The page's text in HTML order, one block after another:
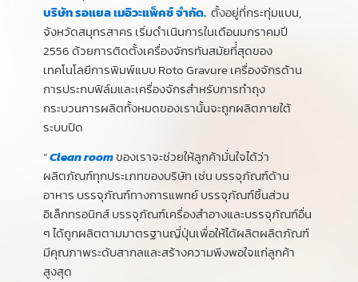
บริษัท รอแยล เมอิวะแพ็คซ์ จำกัด. ตั้งอยู่ที่กระทุ่มแบน,
จังหวัดสมุทรสาคร เริ่มดำเนินการในเดือนมกราคมปี
2556 ด้วยการติดตั้งเครื่องจักรทันสมัยที่่สุดของ
เทคโนโลยีการพิมพ์แบบ Roto Gravure เครื่องจักรด้าน
การประกบฟิล์มและเครื่องจักรสำหรับการทำถุง
กระบวนการผลิตทั้งหมดของเรานั้นจะถูกผลิตภายใต้
ระบบปิด
“Clean roomของเราจะช่วยให้ลูกค้ามั่นใจได้ว่า
ผลิตภัณฑ์ทุกประเภทของบริษัท เช่น บรรจุภัณฑ์ด้าน
อาหาร บรรจุภัณฑ์ทางการแพทย์ บรรจุภัณฑ์ชิ้นส่วน
อิเล็กทรอนิกส์ บรรจุภัณฑ์เครื่องสำอางและบรรจุภัณฑ์อื่น
ๆ ได้ถูกผลิตตามมาตรฐานญี่ปุ่นเพื่อให้ได้ผลิตผลิตภัณฑ์
มีคุณภาพระดับสากลและสร้างความพึงพอใจแก่ลูกค้า
สูงสุด